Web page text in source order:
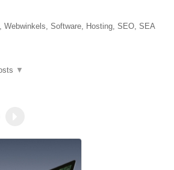
Webwinkels, Software, Hosting, SEO, SEA
▼